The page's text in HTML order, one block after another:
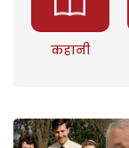
कहानी